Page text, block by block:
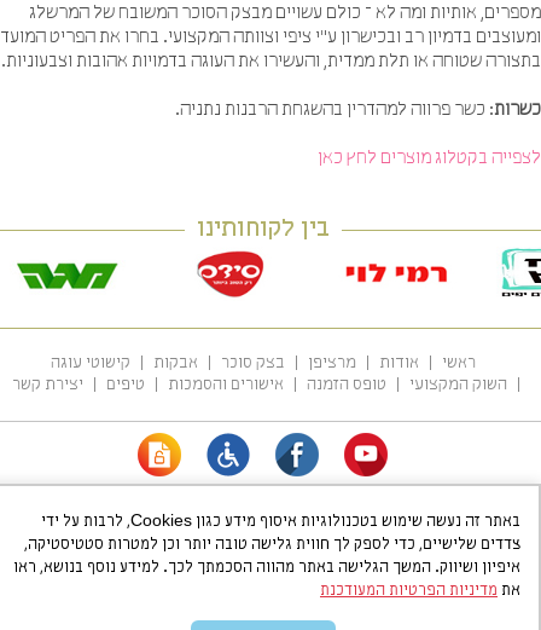
אותיות ומה לא – כולם עשויים מבצק הסוכר המשובח של המרשלג
בדמיון רב ובכישרון ע"י ציפי וצוותה המקצועי. בחרו את הפריט המועדף
שטוחה או תלת ממדית, והעשירו את העוגה בדמויות אהובות וצבעוניות.
: כשר פרווה למהדרין בהשגחת הרבנות נתניה.
בקטלוג מוצרים לחץ כאן
בין לקוחותינו
ראשי אודות מרציפן בצק סוכר אבקות
קישוטי עוגה
השוק המקצועי
טופס הזמנה אישורים והסמכות טיפים יצירת קשר
כתובת: ת.ד. 35001 תל אביב |טלפון: 03-6820455
|פקס: 03-6831251
פרלינס בצק סוכר www.hammerschlag.co.il
© כל הזכויות שמורות
בניית אתרים
באתר זה נעשה שימוש בטכנולוגיות איסוף מידע כגון Cookies, לרבות על ידי
צדדים שלישיים, כדי לספק לך חווית גלישה טובה יותר וכן למטרות סטטיסטיקה,
איפיון ושיווק. המשך הגלישה באתר מהווה הסכמתך לכך. למידע נוסף בנושא, ראו
אתמדיניות הפרטיות המעודכנת